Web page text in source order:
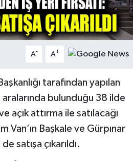
A- A+
tarafından yapılan
aralarında bulunduğu 38 ilde
açık attırma ile satılacağı
Van’ın Başkale ve Gürpınar
satışa çıkarıldı.